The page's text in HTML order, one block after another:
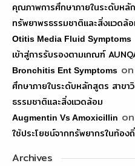
คุณภาพการศึกษาภายในระดับหลั
ทรัพยาพรธรรมชาติและสิ่งแวดล้
Otitis Media Fluid Symptoms
เข้าสู่การรับรองตามเกณฑ์
Bronchitis Ent Symptoms on
ศึกษาภายในระดับหลักสูตร สาขา
ธรรมชาติและสิ่งแวดล้อม
Augmentin Vs Amoxicillin on
ใช้ประโยชน์จากทรัพยากรในท้อง
Archives